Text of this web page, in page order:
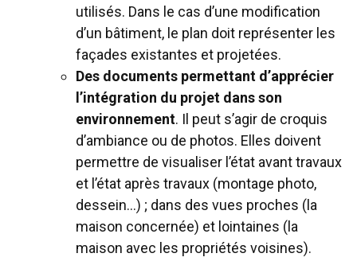
utilisés. Dans le cas d’une modification
d’un bâtiment, le plan doit représenter les
façades existantes et projetées.
Des documents permettant d’apprécier
l’intégration du projet dans son
environnement. Il peut s’agir de croquis
d’ambiance ou de photos. Elles doivent
permettre de visualiser l’état avant travaux
et l’état après travaux (montage photo,
dessein…) ; dans des vues proches (la
maison concernée) et lointaines (la
maison avec les propriétés voisines).